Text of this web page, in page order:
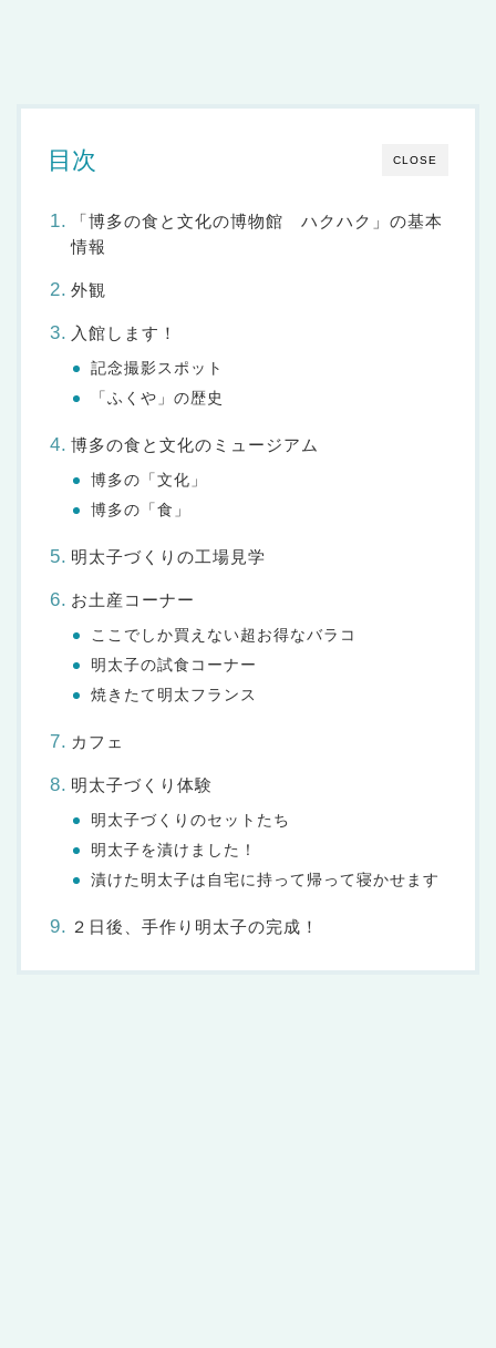
CLOSE
目次
「博多の食と文化の博物館 ハクハク」の基本
情報
外観
入館します！
記念撮影スポット
「ふくや」の歴史
博多の食と文化のミュージアム
博多の「文化」
博多の「食」
明太子づくりの工場見学
お土産コーナー
ここでしか買えない超お得なバラコ
明太子の試食コーナー
焼きたて明太フランス
カフェ
明太子づくり体験
明太子づくりのセットたち
明太子を漬けました！
漬けた明太子は自宅に持って帰って寝かせます
２日後、手作り明太子の完成！